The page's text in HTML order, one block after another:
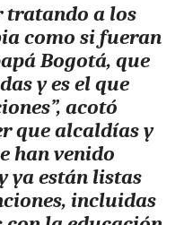
tratando a los
como si fueran
Bogotá, que
y es el que
acotó
que alcaldías y
han venido
ya están listas
incluidas